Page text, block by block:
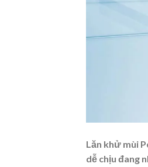
Lăn khử mùi
dễ chịu đang